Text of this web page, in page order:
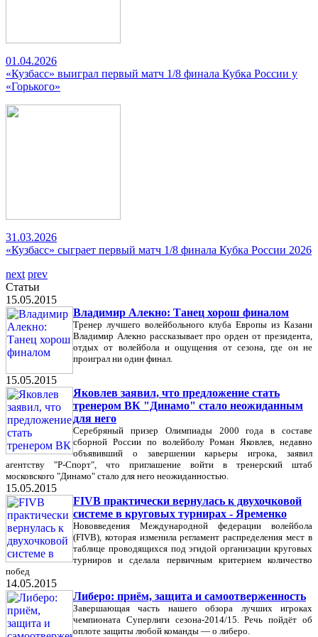
01.04.2026
«Кузбасс» выиграл первый матч 1/8 финала Кубка России у
«Горького»
31.03.2026
«Кузбасс» сыграет первый матч 1/8 финала Кубка России 2026
next prev
Статьи
15.05.2015
Владимир Алекно: Танец хорош финалом
Тренер лучшего волейбольного клуба Европы из Казани
Владимир Алекно рассказывает про орден от президента,
отдых от волейбола и ощущения от сезона, где он не
проиграл ни один финал.
15.05.2015
Яковлев заявил, что предложение стать
тренером ВК "Динамо" стало неожиданным
для него
Серебряный призер Олимпиады 2000 года в составе
сборной России по волейболу Роман Яковлев, недавно
объявивший о завершении карьеры игрока, заявил
агентству "Р-Спорт", что приглашение войти в тренерский штаб
московского "Динамо" стало для него неожиданностью.
15.05.2015
FIVB практически вернулась к двухочковой
системе в круговых турнирах - Яременко
Нововведения Международной федерации волейбола
(FIVB), которая изменила регламент распределения мест в
таблице проводящихся под эгидой организации круговых
турниров и сделала первичным критерием количество
побед
14.05.2015
Либеро: приём, защита и самоотверженность
Завершающая часть нашего обзора лучших игроках
чемпионата Суперлиги сезона-2014/15. Речь пойдёт об
оплоте защиты любой команды — о либеро.